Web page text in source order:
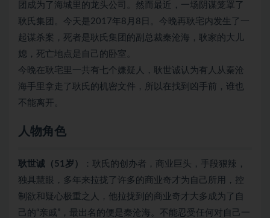
团成为了海城里的龙头公司。然而最近，一场阴谋笼罩了
耿氏集团。今天是2017年8月8日。今晚再耿宅内发生了一
起谋杀案，死者是耿氏集团的副总裁秦沧海，耿家的大儿
媳，死亡地点是自己的卧室。
今晚在耿宅里一共有七个嫌疑人，耿世诚认为有人从秦沧
海手里拿走了耿氏的机密文件，所以在找到凶手前，谁也
不能离开。
人物角色
耿世诚（51岁）
：耿氏的创办者，商业巨头，手段狠辣，
独具慧眼，多年来拉拢了许多的商业奇才为自己所用，控
制欲和疑心极重之人，他拉拢到的商业奇才大多成为了自
己的“亲戚”，最出名的便是秦沧海。不能忍受任何对自己一